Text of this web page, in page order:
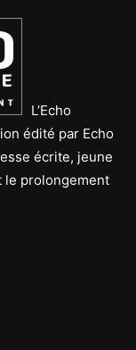
L’Echo
édité par Echo
écrite, jeune
le prolongement